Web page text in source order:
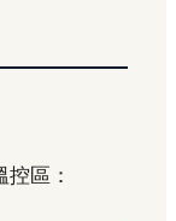
區：